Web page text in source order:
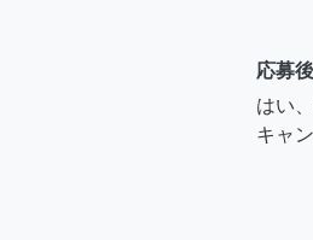
応募
はい
キャ